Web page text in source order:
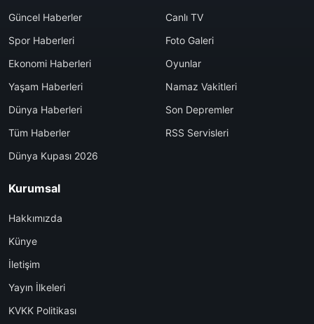
Güncel Haberler
Spor Haberleri
Ekonomi Haberleri
Yaşam Haberleri
Dünya Haberleri
Tüm Haberler
Dünya Kupası 2026
Canlı TV
Foto Galeri
Oyunlar
Namaz Vakitleri
Son Depremler
RSS Servisleri
Kurumsal
Hakkımızda
Künye
İletişim
Yayın İlkeleri
KVKK Politikası